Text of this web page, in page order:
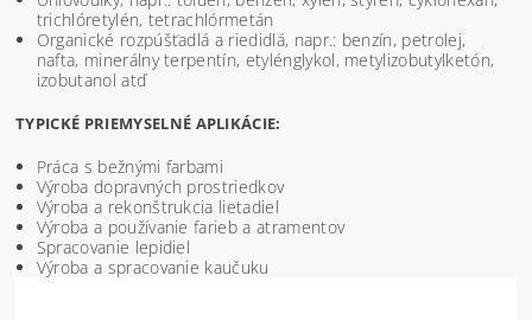
trichlóretylén, tetrachlórmetán
Organické rozpúšťadlá a riedidlá, napr.: benzín, petrolej,
nafta, minerálny terpentín, etylénglykol, metylizobutylketón,
izobutanol atď
TYPICKÉ PRIEMYSELNÉ APLIKÁCIE:
Práca s bežnými farbami
Výroba dopravných prostriedkov
Výroba a rekonštrukcia lietadiel
Výroba a používanie farieb a atramentov
Spracovanie lepidiel
Výroba a spracovanie kaučuku